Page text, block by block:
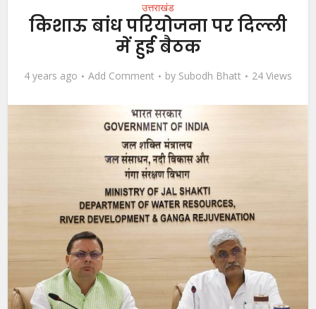
उत्तराखंड
किशाऊ बांध परियोजना पर दिल्ली
में हुई बैठक
4 years ago Add Comment by Subodh Bhatt 24 Views